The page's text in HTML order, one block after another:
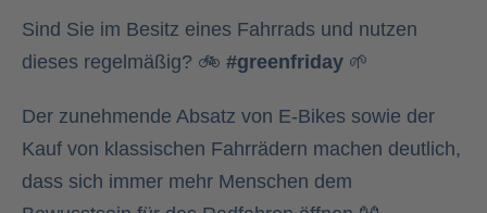
Sind Sie im Besitz eines Fahrrads und nutzen
dieses regelmäßig? 🚲 #greenfriday🌱
Der zunehmende Absatz von E-Bikes sowie der
Kauf von klassischen Fahrrädern machen deutlich,
dass sich immer mehr Menschen dem